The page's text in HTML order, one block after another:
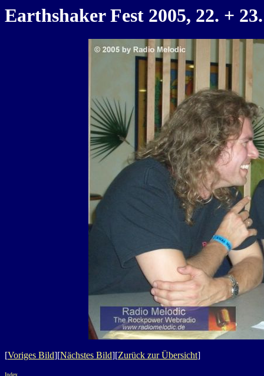
Earthshaker Fest 2005, 22. +
[Voriges Bild][Nächstes Bild][Zurück zur Übersicht]